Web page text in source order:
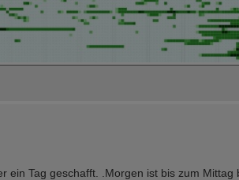
ein Tag geschafft. .Morgen ist bis zum Mittag